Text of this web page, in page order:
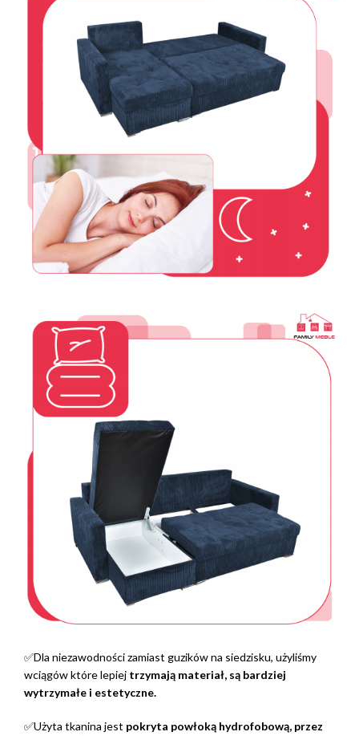
✅Dla niezawodności zamiast guzików na siedzisku, użyliśmy
wciągów które lepiej trzymają materiał, są bardziej
wytrzymałe i estetyczne.
✅Użyta tkanina jest pokryta powłoką hydrofobową, przez